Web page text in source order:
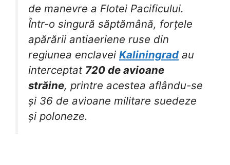
de manevre a Flotei Pacificului.
Într-o singură săptămână, forțele
apărării antiaeriene ruse din
regiunea enclavei Kaliningradau
interceptat 720 de avioane
străine, printre acestea aflându-se
și 36 de avioane militare suedeze
și poloneze.